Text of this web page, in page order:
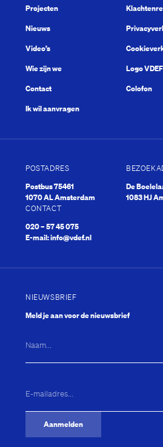
Projecten
Nieuws
Video’s
Wie zijn we
Contact
Ik wil aanvragen
Logo VDEF
Colofon
POSTADRES
Postbus 75461
1070 AL Amsterdam
De
1083 HJ
CONTACT
020 – 57 45 075
E-mail:info@vdef.nl
NIEUWSBRIEF
Meld je aan voor de nieuwsbrief
mailadres...
Aanmelden